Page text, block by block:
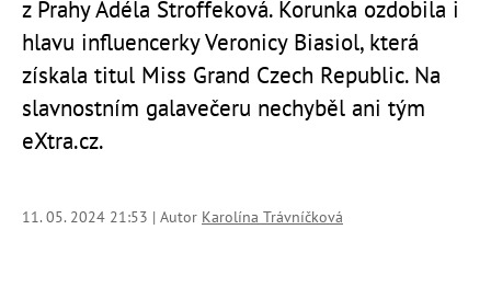
z Prahy Adéla Štroffeková. Korunka ozdobila i
hlavu influencerky Veronicy Biasiol, která
získala titul Miss Grand Czech Republic. Na
slavnostním galavečeru nechyběl ani tým
eXtra.cz.
11. 05. 2024 21:53 | Autor Karolína Trávníčková